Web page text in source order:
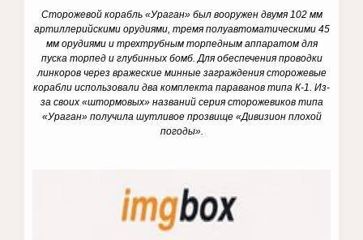
Сторожевой корабль «Ураган» был вооружен двумя 102 мм
артиллерийскими орудиями, тремя полуавтоматическими 45
мм орудиями и трехтрубным торпедным аппаратом для
пуска торпед и глубинных бомб. Для обеспечения проводки
линкоров через вражеские минные заграждения сторожевые
корабли использовали два комплекта параванов типа К-1. Из-
за своих «штормовых» названий серия сторожевиков типа
«Ураган» получила шутливое прозвище «Дивизион плохой
погоды».